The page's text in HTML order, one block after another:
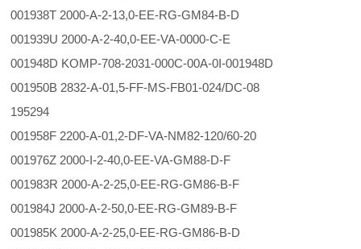
001938T 2000-A-2-13,0-EE-RG-GM84-B-D
001939U 2000-A-2-40,0-EE-VA-0000-C-E
001948D KOMP-708-2031-000C-00A-0I-001948D
001950B 2832-A-01,5-FF-MS-FB01-024/DC-08
195294
001958F 2200-A-01,2-DF-VA-NM82-120/60-20
001976Z 2000-I-2-40,0-EE-VA-GM88-D-F
001983R 2000-A-2-25,0-EE-RG-GM86-B-F
001984J 2000-A-2-50,0-EE-RG-GM89-B-F
001985K 2000-A-2-25,0-EE-RG-GM86-B-D